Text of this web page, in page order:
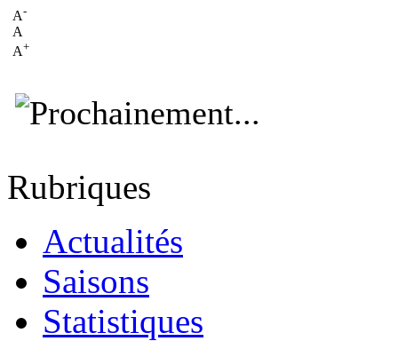
A-
A
A+
Rubriques
Actualités
Saisons
Statistiques